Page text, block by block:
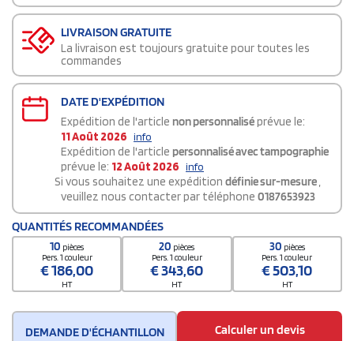
LIVRAISON GRATUITE
La livraison est toujours gratuite pour toutes les
commandes
DATE D'EXPÉDITION
Expédition de l'article non personnaliséprévue le:
11 Août 2026 info
Expédition de l'article personnalisé avec tampographie
prévue le: 12 Août 2026 info
Si vous souhaitez une expédition définie sur-mesure,
veuillez nous contacter par téléphone 0187653923
QUANTITÉS RECOMMANDÉES
10 pièces
Pers. 1 couleur
€186,00
HT
20 pièces
Pers. 1 couleur
€343,60
HT
30 pièces
Pers. 1 couleur
€503,10
HT
DEMANDE D'ÉCHANTILLON
Calculer un devis